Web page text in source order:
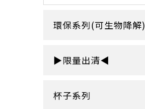
環保系列(可生物降解)
▶限量出清◀
杯子系列